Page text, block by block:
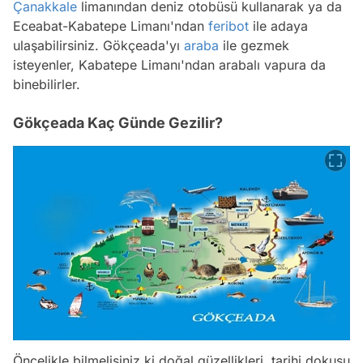
Çanakkale limanından deniz otobüsü kullanarak ya da
Eceabat-Kabatepe Limanı'ndan feribot ile adaya
ulaşabilirsiniz. Gökçeada'yı araba ile gezmek
isteyenler, Kabatepe Limanı'ndan arabalı vapura da
binebilirler.
Gökçeada Kaç Günde Gezilir?